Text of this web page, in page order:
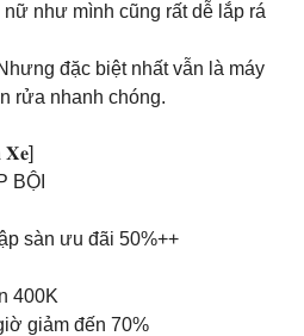
như mình cũng rất dễ lắp rá
đặc biệt nhất vẫn là máy
rửa nhanh chóng.
𝐗𝐞]
BỘI
sàn ưu đãi 50%++
400K
giảm đến 70%